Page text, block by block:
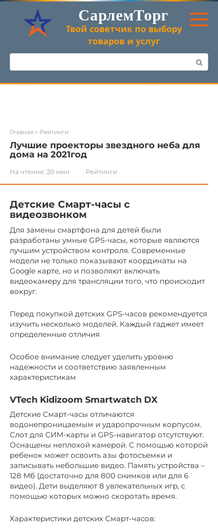
Перейти
контенту
СарлемТорг
Твой советчик по выбору
товаров и услуг
Поиск:
Главная » Рейтинги
Лучшие проекторы звездного неба для
дома на 2021год
На чтение: 20 мин Рейтинги
Детские Смарт-часы с
видеозвонком
Для замены смартфона для детей были
разработаны умные GPS-часы, которые являются
лучшим устройством контроля. Современные
модели не только показывают координаты на
Google карте, но и позволяют включать
видеокамеру для трансляции того, что происходит
вокруг.
Перед покупкой детских GPS-часов рекомендуется
изучить несколько моделей. Каждый гаджет имеет
определенные отличия
Особое внимание следует уделить уровню
надежности и соответствию заявленным
характеристикам
VTech Kidizoom Smartwatch DX
Детские Смарт-часы отличаются
водонепроницаемым и ударопрочным корпусом.
Слот для СИМ-карты и GPS-навигатор отсутствуют.
Оснащены неплохой камерой. С помощью которой
ребенок может освоить азы фотосъемки и
записывать небольшие видео. Память устройства –
128 Мб (достаточно для 800 снимков или для 6
видео). Дети выделяют 8 увлекательных игр, с
помощью которых можно скоротать время.
Характеристики детских Смарт-часов: